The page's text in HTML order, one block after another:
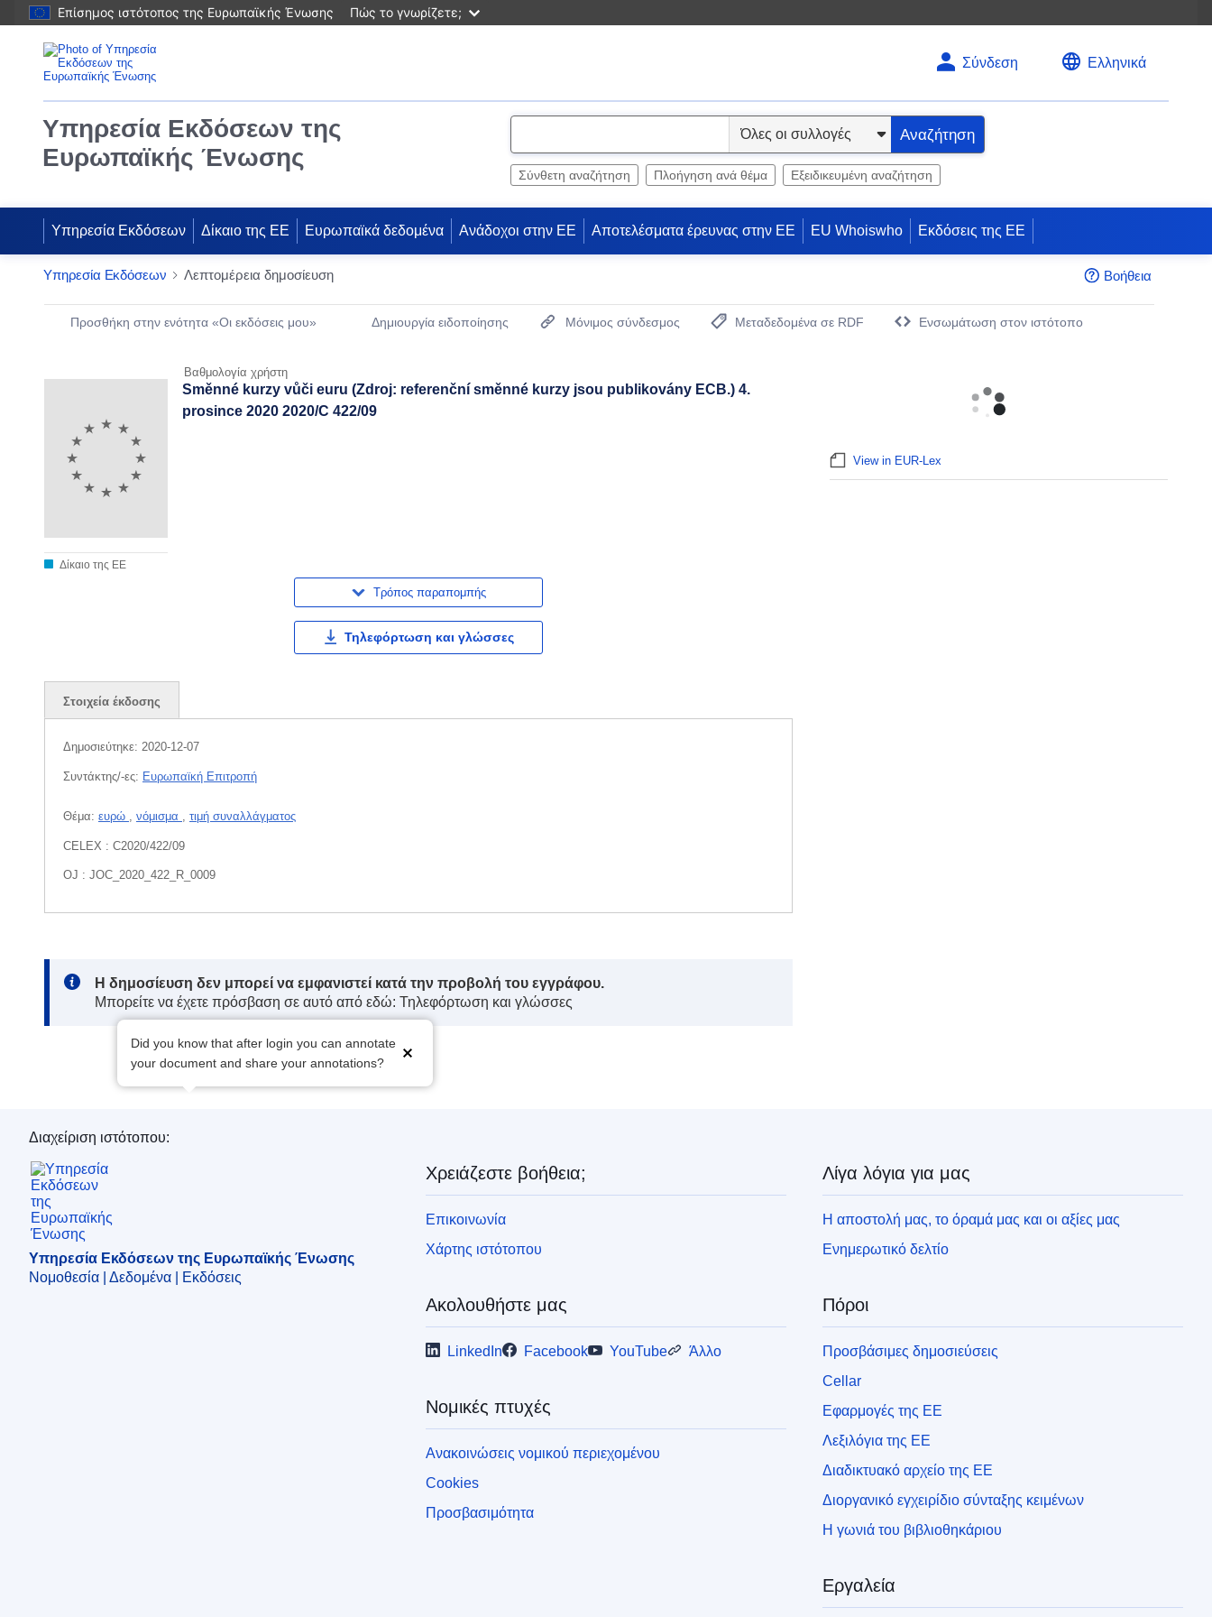
Επίσημος ιστότοπος της Ευρωπαϊκής Ένωσης Πώς το γνωρίζετε;
Σύνδεση Ελληνικά
Υπηρεσία Εκδόσεων της
Ευρωπαϊκής Ένωσης
e
Αναζήτηση
Σύνθετη αναζήτηση Πλοήγηση ανά θέμα Εξειδικευμένη αναζήτηση
Υπηρεσία Εκδόσεων Δίκαιο της ΕΕ Ευρωπαϊκά δεδομένα Ανάδοχοι στην ΕΕ Αποτελέσματα έρευνας στην ΕΕ EU Whoiswho Εκδόσεις της ΕΕ
Υπηρεσία Εκδόσεων Λεπτομέρεια δημοσίευση Βοήθεια
Publication Detail Actions Portlet
Προσθήκη στην ενότητα «Οι εκδόσεις μου» Δημιουργία ειδοποίησης Μόνιμος σύνδεσμος
Μεταδεδομένα σε RDF
Eνσωμάτωση στον ιστότοπο
Βαθμολογία χρήστη
Δίκαιο της ΕΕ
Směnné kurzy vůči euru (Zdroj: referenční směnné kurzy jsou publikovány ECB.) 4.
prosince 2020 2020/C 422/09
Τρόπος παραπομπής
Τηλεφόρτωση και γλώσσες
Στοιχεία έκδοσης
Δημοσιεύτηκε: 2020-12-07
Συντάκτης/-ες: Ευρωπαϊκή Επιτροπή
Θέμα: ευρώ , νόμισμα , τιμή συναλλάγματος
CELEX : C2020/422/09
OJ : JOC_2020_422_R_0009
Note:
Η δημοσίευση δεν μπορεί να εμφανιστεί κατά την προβολή του εγγράφου.
Μπορείτε να έχετε πρόσβαση σε αυτό από εδώ: Τηλεφόρτωση και γλώσσες
Did you know that after login you can annotate
your document and share your annotations?
View in EUR-Lex
Υπηρεσία Εκδόσεων της Ευρωπαϊκής Ένωσης
Διαχείριση ιστότοπου:
Υπηρεσία Εκδόσεων της Ευρωπαϊκής Ένωσης
Νομοθεσία | Δεδομένα | Εκδόσεις
Χρειάζεστε βοήθεια;
Επικοινωνία
Χάρτης ιστότοπου
Ακολουθήστε μας
LinkedIn Facebook YouTube Άλλο
Νομικές πτυχές
Ανακοινώσεις νομικού περιεχομένου
Cookies
Προσβασιμότητα
Λίγα λόγια για μας
Η αποστολή μας, το όραμά μας και οι αξίες μας
Ενημερωτικό δελτίο
Πόροι
Προσβάσιμες δημοσιεύσεις
Cellar
Εφαρμογές της ΕΕ
Λεξιλόγια της ΕΕ
Διαδικτυακό αρχείο της ΕΕ
Διοργανικό εγχειρίδιο σύνταξης κειμένων
Η γωνιά του βιβλιοθηκάριου
Εργαλεία